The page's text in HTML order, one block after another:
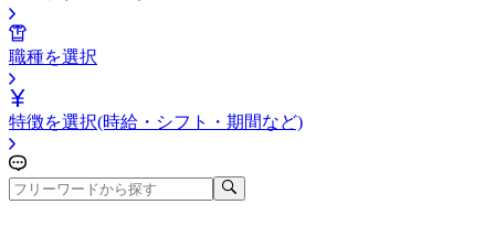
職種を選択
特徴を選択(時給・シフト・期間など)